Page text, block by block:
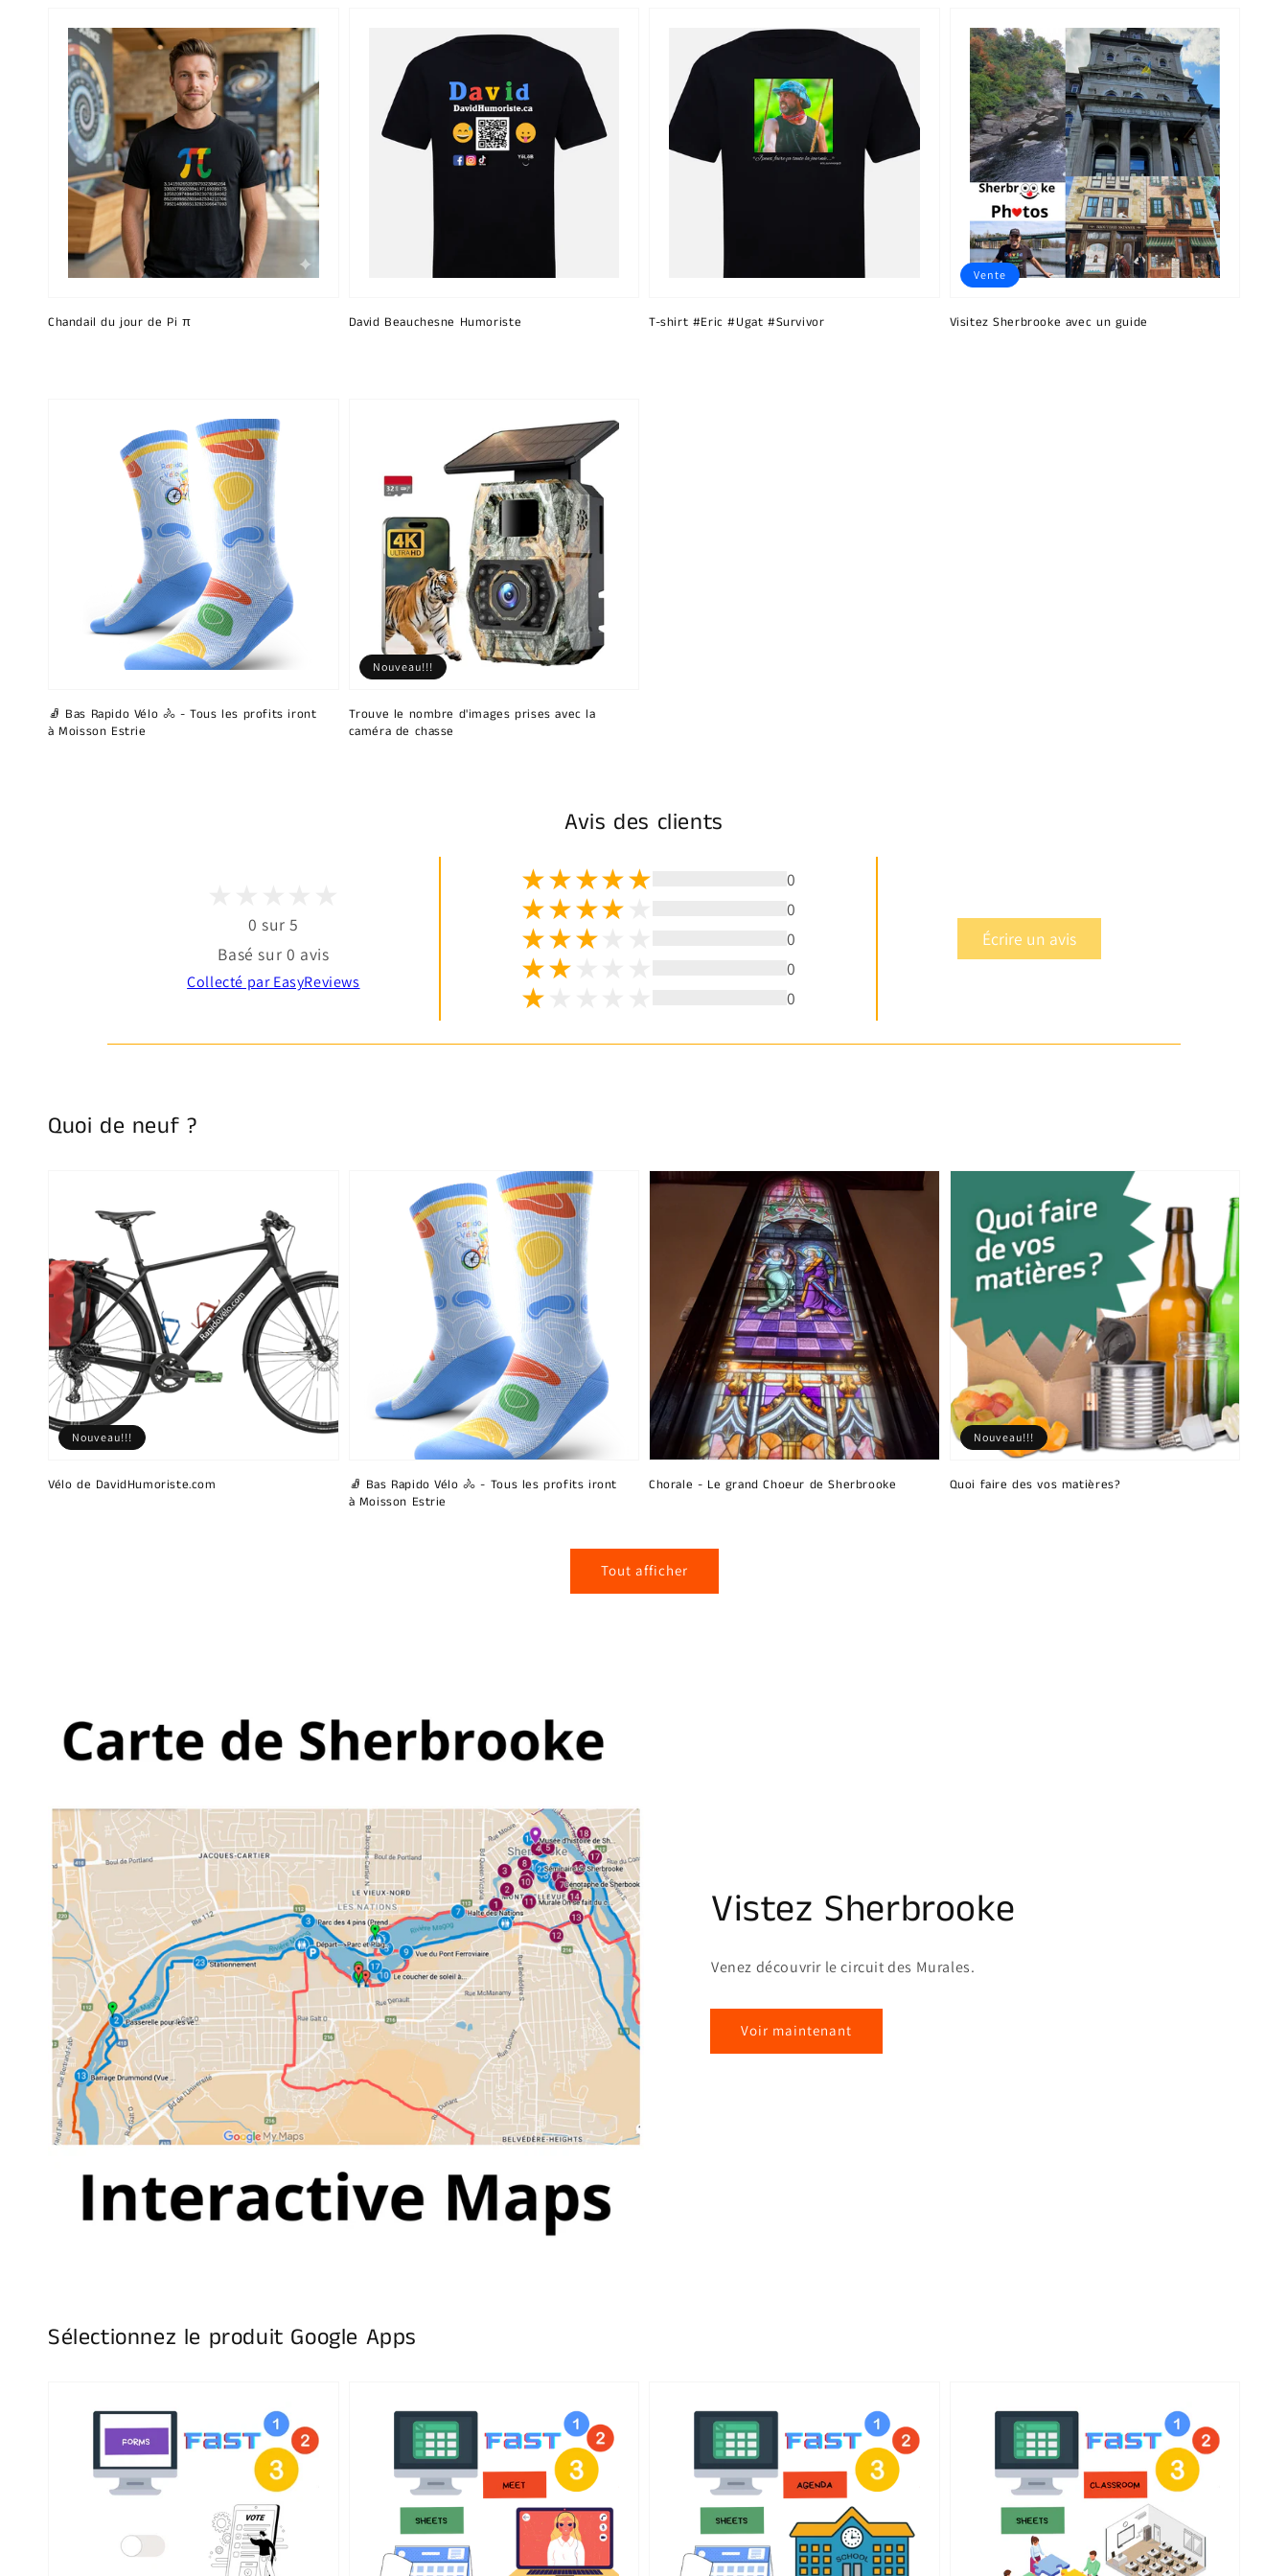
Chandail du jour de Pi π David Beauchesne Humoriste T-shirt #Eric #Ugat #Survivor Visitez Sherbrooke avec un guide
Vente
🧦 Bas Rapido Vélo 🚴 - Tous les profits iront
à Moisson Estrie
Trouve le nombre d'images prises avec la
caméra de chasse
Nouveau!!!
Avis des clients
0 sur 5
Basé sur 0 avis
Collecté par EasyReviews
0
0
0
0
0
Écrire un avis
Quoi de neuf ?
Vélo de DavidHumoriste.com
Nouveau!!!
🧦 Bas Rapido Vélo 🚴 - Tous les profits iront
à Moisson Estrie
Chorale - Le grand Choeur de Sherbrooke Quoi faire des vos matières?
Nouveau!!!
Tout afficher
Vistez Sherbrooke
Venez découvrir le circuit des Murales.
Voir maintenant
Sélectionnez le produit Google Apps